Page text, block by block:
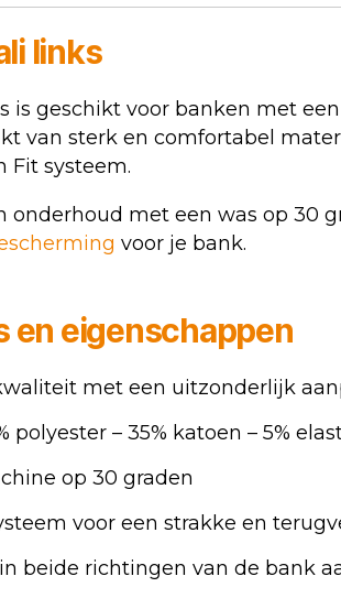
links
is geschikt voor banken met
van sterk en comfortabel
Fit systeem.
onderhoud met een was op 30
voor je bank.
en eigenschappen
met een uitzonderlijk
polyester – 35% katoen – 5%
op 30 graden
voor een strakke en
beide richtingen van de bank